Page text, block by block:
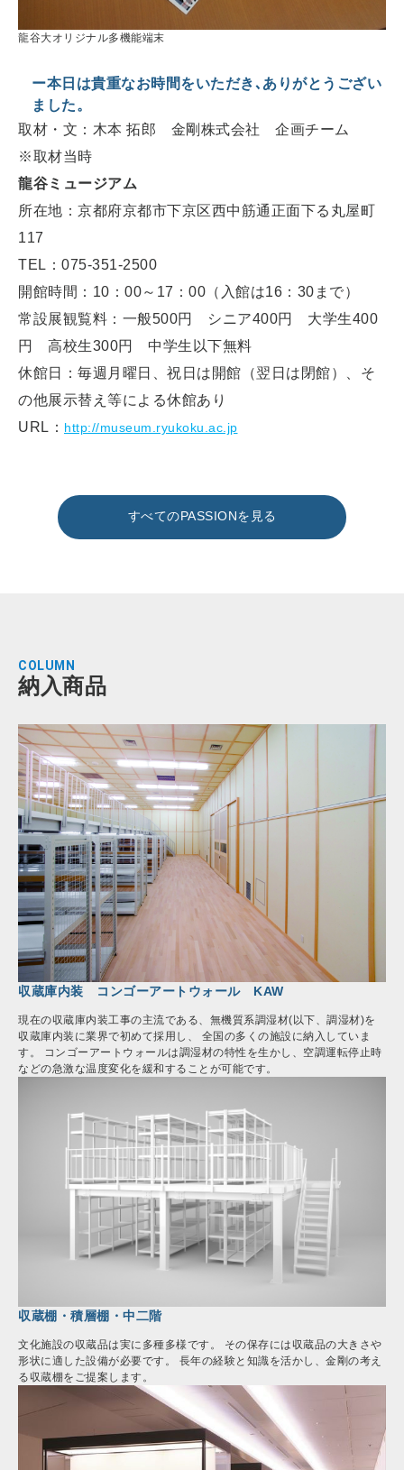
龍谷大オリジナル多機能端末
ー本日は貴重なお時間をいただき､ありがとうござい
ました。
取材・文：木本 拓郎 金剛株式会社 企画チーム
※取材当時
龍谷ミュージアム
所在地：京都府京都市下京区西中筋通正面下る丸屋町
117
TEL：075-351-2500
開館時間：10：00～17：00（入館は16：30まで）
常設展観覧料：一般500円 シニア400円 大学生400
円 高校生300円 中学生以下無料
休館日：毎週月曜日、祝日は開館（翌日は閉館）、そ
の他展示替え等による休館あり
URL： http://museum.ryukoku.ac.jp
すべてのPASSIONを見る
COLUMN
納入商品
収蔵庫内装 コンゴーアートウォール KAW
現在の収蔵庫内装工事の主流である、無機質系調湿材(以下、調湿材)を
収蔵庫内装に業界で初めて採用し、 全国の多くの施設に納入していま
す。 コンゴーアートウォールは調湿材の特性を生かし、空調運転停止時
などの急激な温度変化を緩和することが可能です。
収蔵棚・積層棚・中二階
文化施設の収蔵品は実に多種多様です。 その保存には収蔵品の大きさや
形状に適した設備が必要です。 長年の経験と知識を活かし、金剛の考え
る収蔵棚をご提案します。